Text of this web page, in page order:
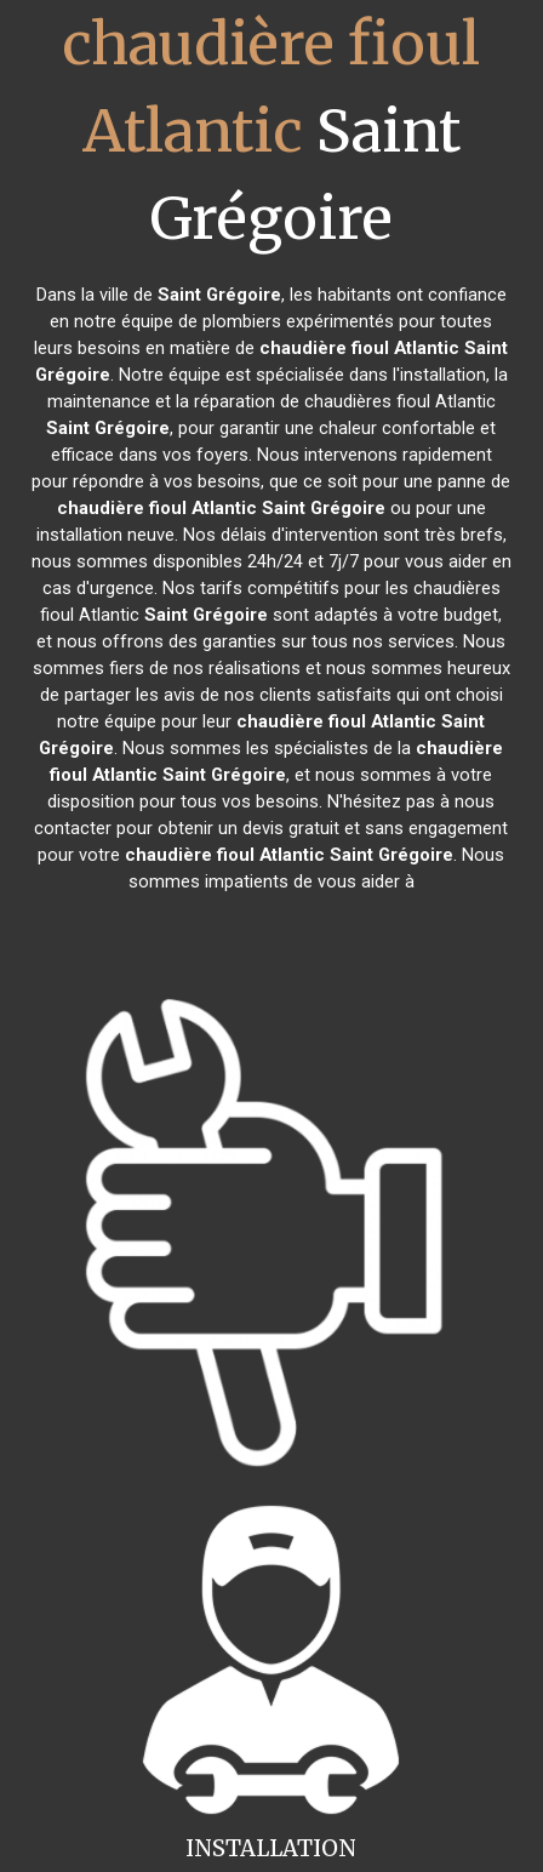
chaudière fioul
Atlantic Saint
Grégoire
Dans la ville de Saint Grégoire, les habitants ont confiance
en notre équipe de plombiers expérimentés pour toutes
leurs besoins en matière de chaudière fioul Atlantic Saint
Grégoire. Notre équipe est spécialisée dans l'installation, la
maintenance et la réparation de chaudières fioul Atlantic
Saint Grégoire, pour garantir une chaleur confortable et
efficace dans vos foyers. Nous intervenons rapidement
pour répondre à vos besoins, que ce soit pour une panne de
chaudière fioul Atlantic Saint Grégoire ou pour une
installation neuve. Nos délais d'intervention sont très brefs,
nous sommes disponibles 24h/24 et 7j/7 pour vous aider en
cas d'urgence. Nos tarifs compétitifs pour les chaudières
fioul AtlanticSaint Grégoire sont adaptés à votre budget,
et nous offrons des garanties sur tous nos services. Nous
sommes fiers de nos réalisations et nous sommes heureux
de partager les avis de nos clients satisfaits qui ont choisi
notre équipe pour leur chaudière fioul Atlantic Saint
Grégoire. Nous sommes les spécialistes de la chaudière
fioul Atlantic Saint Grégoire, et nous sommes à votre
disposition pour tous vos besoins. N'hésitez pas à nous
contacter pour obtenir un devis gratuit et sans engagement
pour votre chaudière fioul Atlantic Saint Grégoire. Nous
sommes impatients de vous aider à
INSTALLATION